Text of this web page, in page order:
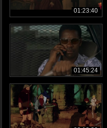
01:23:40
01:45:24